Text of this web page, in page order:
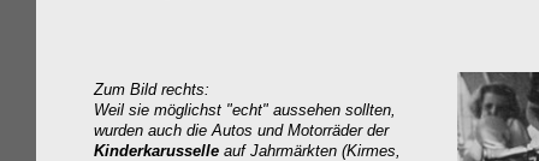
Zum Bild rechts:
Weil sie möglichst "echt" aussehen sollten,
wurden auch die Autos und Motorräder der
Kinderkarusselle auf Jahrmärkten (Kirmes,